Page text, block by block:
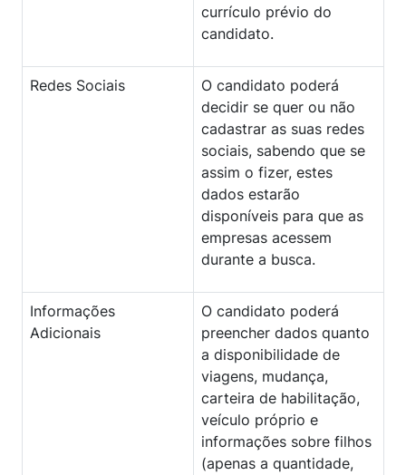
currículo prévio do
candidato.
Redes Sociais
O candidato poderá
decidir se quer ou não
cadastrar as suas redes
sociais, sabendo que se
assim o fizer, estes
dados estarão
disponíveis para que as
empresas acessem
durante a busca.
Informações
Adicionais
O candidato poderá
preencher dados quanto
a disponibilidade de
viagens, mudança,
carteira de habilitação,
veículo próprio e
informações sobre filhos
(apenas a quantidade,